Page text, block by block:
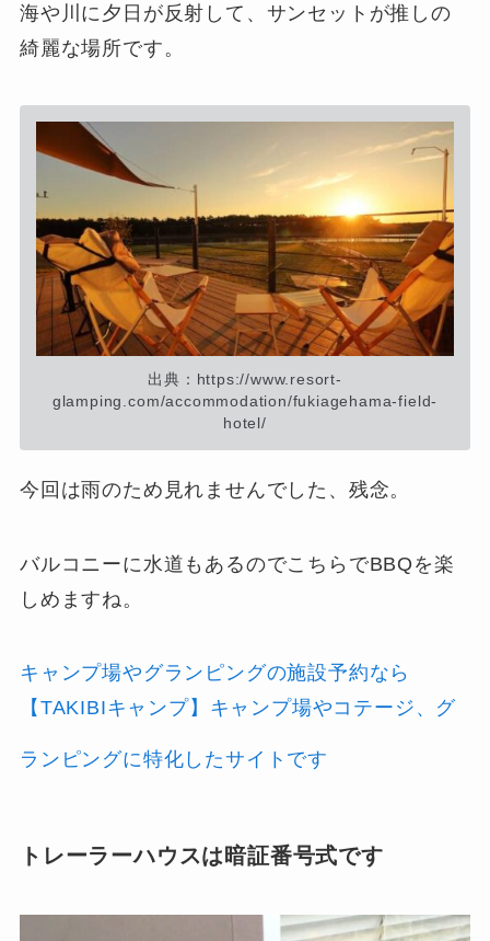
海や川に夕日が反射して、サンセットが推しの
綺麗な場所です。
出典：https://www.resort-
glamping.com/accommodation/fukiagehama-field-
hotel/
今回は雨のため見れませんでした、残念。
バルコニーに水道もあるのでこちらでBBQを楽
しめますね。
キャンプ場やグランピングの施設予約なら
【TAKIBIキャンプ】キャンプ場やコテージ、グ
ランピングに特化したサイトです
トレーラーハウスは暗証番号式です